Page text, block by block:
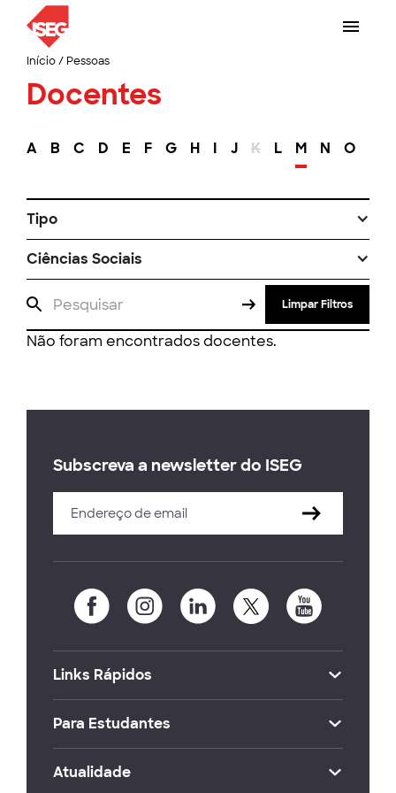
Início/ Pessoas
Docentes
A B C D E F G H I J K L M N O
Tipo
Ciências Sociais
Limpar Filtros
Não foram encontrados docentes.
Subscreva a newsletter do ISEG
Links Rápidos
Para Estudantes
Atualidade